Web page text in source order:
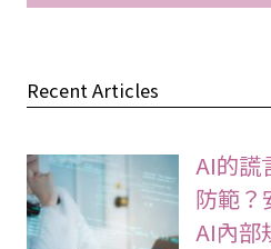
Recent Articles
AI的謊
防範？
AI內部